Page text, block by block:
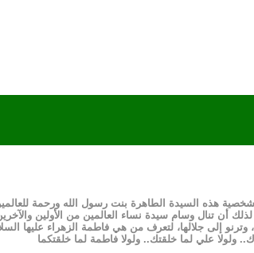
هذه السيدة الطاهرة بنت رسول الله ورحمة
لذلك أن تنال وسام سيدة نساء العالمين من الأولين
إلى جلالها، لتعرف من هي فاطمة الزهراء عليها
ولولا علي لما خلقتك.. ولولا فاطمة لما خلقتكما